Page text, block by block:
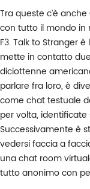
Tra queste c’è
con tutto il mondo in
F3. Talk to Stranger
mette in contatto
diciottenne
parlare fra loro, è
come chat testuale
per volta,
Successivamente è
vedersi faccia a
una chat room
tutto anonimo con